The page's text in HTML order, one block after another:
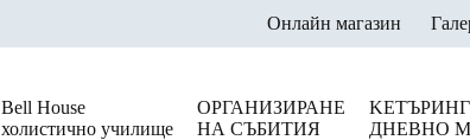
Онлайн магазин
Bell House
холистично училище
ОРГАНИЗИРАНЕ
НА СЪБИТИЯ
KЕТЪРИНГ
ДНЕВНО